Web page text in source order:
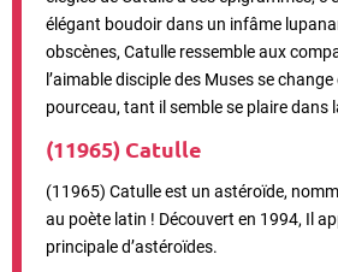
élégant boudoir dans un infâme
obscènes, Catulle ressemble aux
l’aimable disciple des Muses se
pourceau, tant il semble se plaire dans
(11965) Catulle
(11965) Catulle est un astéroïde,
au poète latin ! Découvert en 1994, Il
principale d’astéroïdes.